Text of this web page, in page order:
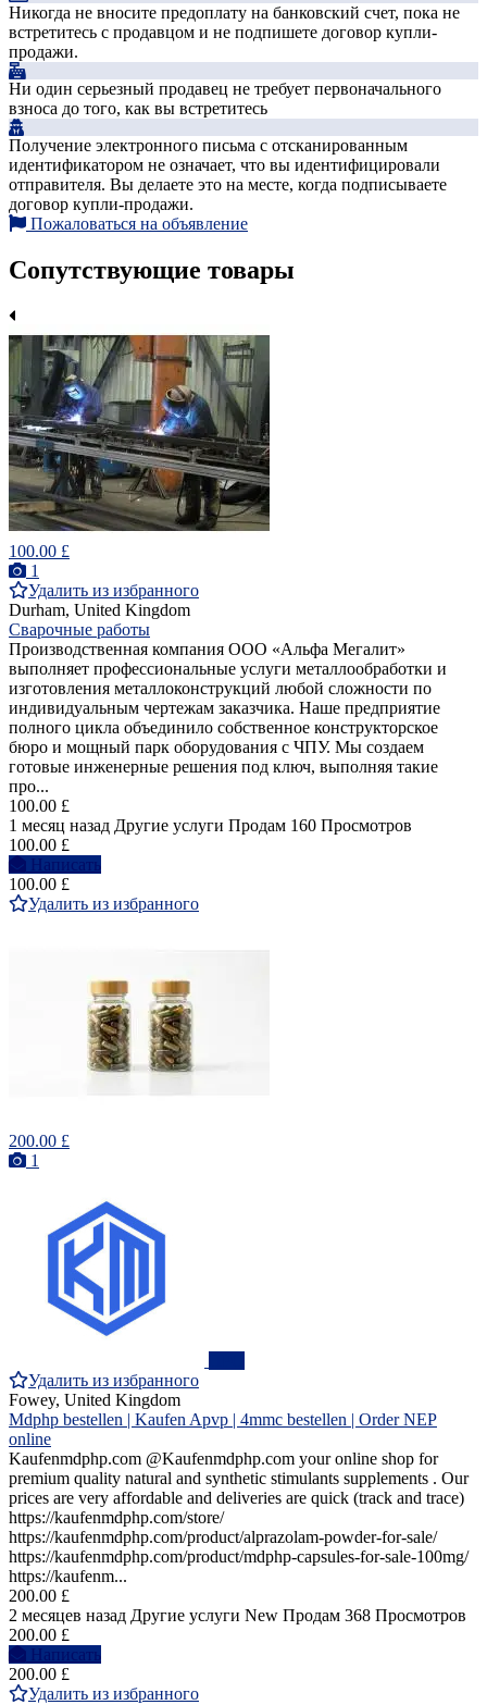
Никогда не вносите предоплату на банковский счет, пока не
встретитесь с продавцом и не подпишете договор купли-
продажи.
Ни один серьезный продавец не требует первоначального
взноса до того, как вы встретитесь
Получение электронного письма с отсканированным
идентификатором не означает, что вы идентифицировали
отправителя. Вы делаете это на месте, когда подписываете
договор купли-продажи.
Пожаловаться на объявление
Сопутствующие товары
100.00 £
1
Удалить из избранного
Durham, United Kingdom
Сварочные работы
Производственная компания ООО «Альфа Мегалит»
выполняет профессиональные услуги металлообработки и
изготовления металлоконструкций любой сложности по
индивидуальным чертежам заказчика. Наше предприятие
полного цикла объединило собственное конструкторское
бюро и мощный парк оборудования с ЧПУ. Мы создаем
готовые инженерные решения под ключ, выполняя такие
про...
100.00 £
1 месяц назад Другие услуги Продам 160 Просмотров
100.00 £
Написать
100.00 £
Удалить из избранного
200.00 £
1
Удалить из избранного
Fowey, United Kingdom
Mdphp bestellen | Kaufen Apvp | 4mmc bestellen | Order NEP
online
Kaufenmdphp.com @Kaufenmdphp.com your online shop for
premium quality natural and synthetic stimulants supplements . Our
prices are very affordable and deliveries are quick (track and trace)
https://kaufenmdphp.com/store/
https://kaufenmdphp.com/product/alprazolam-powder-for-sale/
https://kaufenmdphp.com/product/mdphp-capsules-for-sale-100mg/
https://kaufenm...
200.00 £
2 месяцев назад Другие услуги New Продам 368 Просмотров
200.00 £
Написать
200.00 £
Удалить из избранного